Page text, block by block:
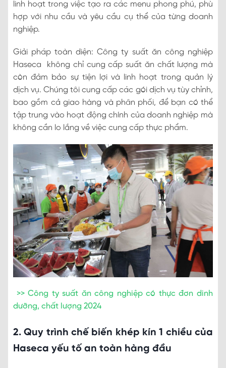
linh hoạt trong việc tạo ra các menu phong phú, phù
hợp với nhu cầu và yêu cầu cụ thể của từng doanh
nghiệp.
Giải pháp toàn diện: Công ty suất ăn công nghiệp
Haseca không chỉ cung cấp suất ăn chất lượng mà
còn đảm bảo sự tiện lợi và linh hoạt trong quản lý
dịch vụ. Chúng tôi cung cấp các gói dịch vụ tùy chỉnh,
bao gồm cả giao hàng và phân phối, để bạn có thể
tập trung vào hoạt động chính của doanh nghiệp mà
không cần lo lắng về việc cung cấp thực phẩm.
>> Công ty suất ăn công nghiệp có thực đơn dinh
dưỡng, chất lượng 2024
2. Quy trình chế biến khép kín 1 chiều của
Haseca yếu tố an toàn hàng đầu